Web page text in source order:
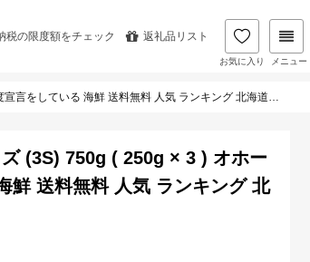
税の限度額をチェック 返礼品リスト
お気に入り メニュー
料無料 人気 ランキング 北海道 白糠町 自慢の ほたて 小分け 帆立
(3S) 750g ( 250g × 3 ) オホー
鮮 送料無料 人気 ランキング 北